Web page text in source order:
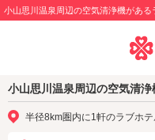
小山思川温泉周辺の空気清浄機がある
小山思川温泉周辺の空気清
半径8km圏内に1軒のラブホ